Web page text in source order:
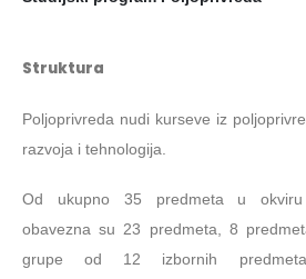
Struktura
Poljoprivreda nudi kurseve iz
razvoja i tehnologija.
Od ukupno 35 predmeta u okviru
obavezna su 23 predmeta, 8
grupe od 12 izbornih